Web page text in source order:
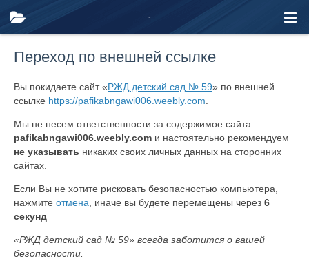
Переход по внешней ссылке
Вы покидаете сайт «РЖД детский сад № 59» по внешней
ссылке https://pafikabngawi006.weebly.com
Мы не несем ответственности за содержимое сайта
pafikabngawi006.weebly.com и настоятельно рекомендуем
не указывать никаких своих личных данных на сторонних
сайтах.
Если Вы не хотите рисковать безопасностью компьютера,
нажмите отмена , иначе вы будете перемещены через 6
секунд
«РЖД детский сад № 59» всегда заботится о вашей
безопасности.